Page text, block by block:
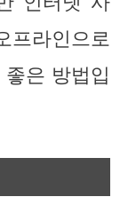
프라인으로
은 방법입